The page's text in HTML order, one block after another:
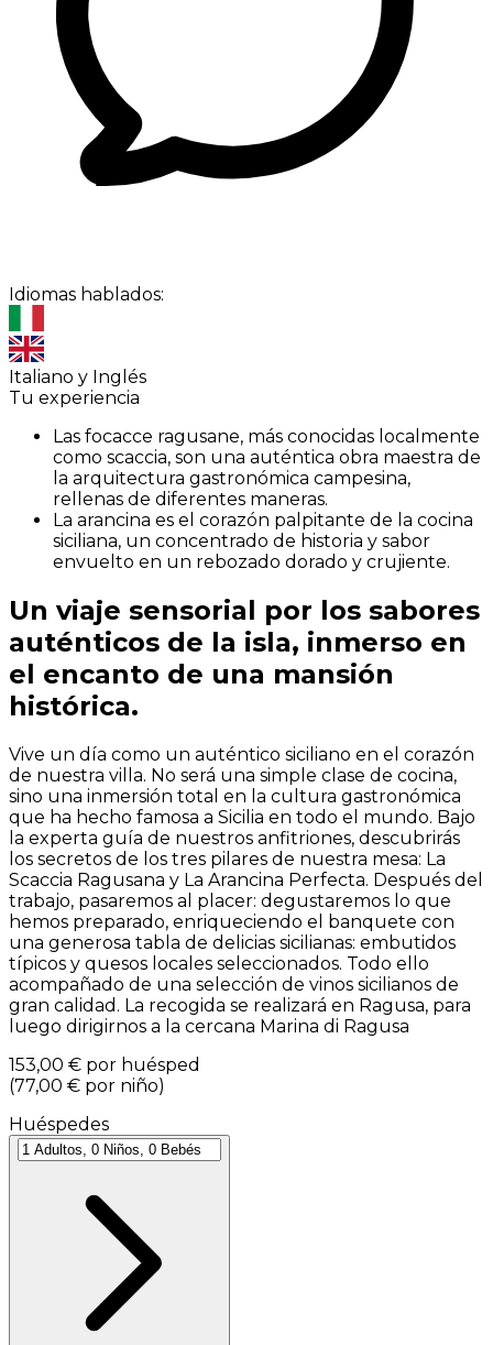
Idiomas hablados:
Italiano y Inglés
Tu experiencia
Las focacce ragusane, más conocidas localmente
como scaccia, son una auténtica obra maestra de
la arquitectura gastronómica campesina,
rellenas de diferentes maneras.
La arancina es el corazón palpitante de la cocina
siciliana, un concentrado de historia y sabor
envuelto en un rebozado dorado y crujiente.
Un viaje sensorial por los sabores
auténticos de la isla, inmerso en
el encanto de una mansión
histórica.
Vive un día como un auténtico siciliano en el corazón
de nuestra villa. No será una simple clase de cocina,
sino una inmersión total en la cultura gastronómica
que ha hecho famosa a Sicilia en todo el mundo. Bajo
la experta guía de nuestros anfitriones, descubrirás
los secretos de los tres pilares de nuestra mesa: La
Scaccia Ragusana y La Arancina Perfecta. Después del
trabajo, pasaremos al placer: degustaremos lo que
hemos preparado, enriqueciendo el banquete con
una generosa tabla de delicias sicilianas: embutidos
típicos y quesos locales seleccionados. Todo ello
acompañado de una selección de vinos sicilianos de
gran calidad. La recogida se realizará en Ragusa, para
luego dirigirnos a la cercana Marina di Ragusa
153,00 € por huésped
(77,00 € por niño)
Huéspedes